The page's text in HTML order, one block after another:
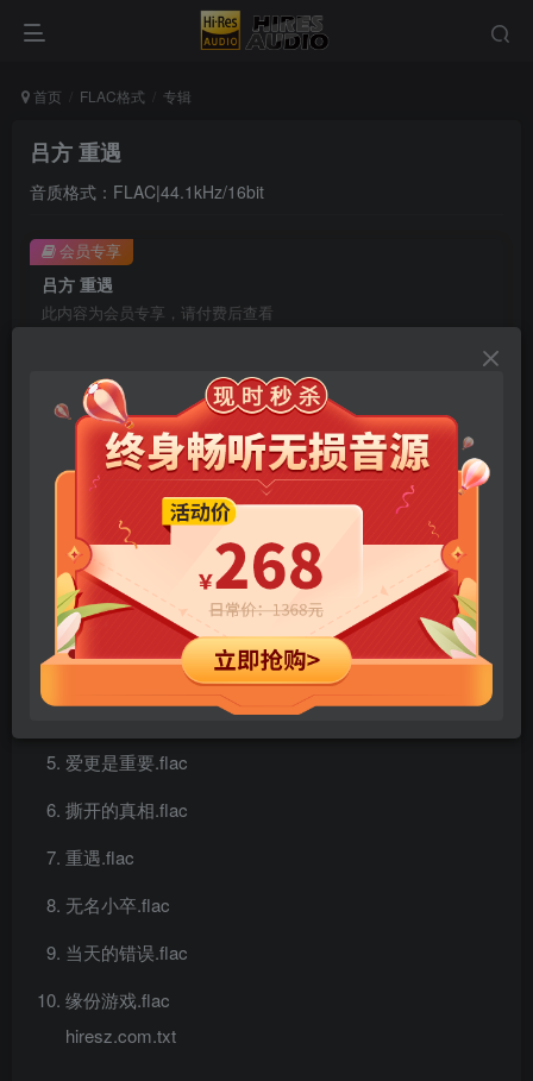
首页 FLAC格式 专辑
吕方 重遇
音质格式：FLAC|44.1kHz/16bit
吕方 重遇
此内容为会员专享，请付费后查看
9.9 99
年卡会员 免费 永久会员
立即购买
您当前未登录！建议登陆后购买，可保存购买订单
会员专享
薄纱那样的夜.flac
燃亮这一晚.flac
月满抱佳人.flac
始终爱你.flac
爱更是重要.flac
撕开的真相.flac
重遇.flac
无名小卒.flac
当天的错误.flac
缘份游戏.flac
hiresz.com.txt